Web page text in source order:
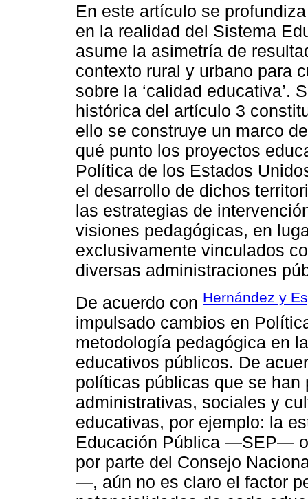
En este artículo se
en la realidad del Sistema
asume la asimetría de
contexto rural y urbano para
sobre la ‘calidad educativa’.
histórica del artículo 3
ello se construye un marco
qué punto los proyectos
Política de los Estados
el desarrollo de dichos
las estrategias de
visiones pedagógicas, en
exclusivamente vinculados
diversas administraciones
De acuerdo con Hernández y
impulsado cambios en
metodología pedagógica en
educativos públicos. De
políticas públicas que se
administrativas, sociales y
educativas, por ejemplo: la
Educación Pública —SEP—
por parte del Consejo
—, aún no es claro el factor